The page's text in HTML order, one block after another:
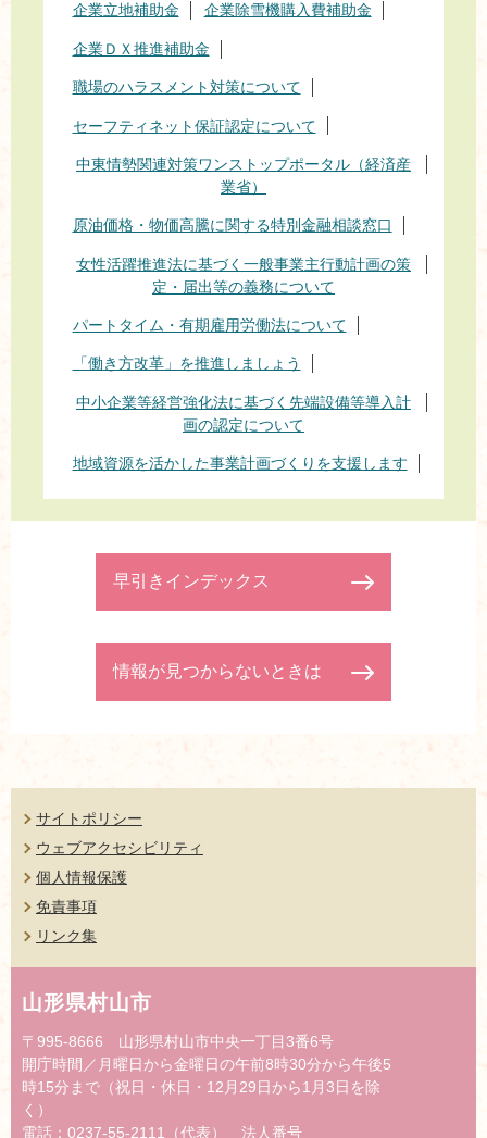
企業立地補助金 企業除雪機購入費補助金
企業ＤＸ推進補助金
職場のハラスメント対策について
セーフティネット保証認定について
中東情勢関連対策ワンストップポータル（経済産
業省）
原油価格・物価高騰に関する特別金融相談窓口
女性活躍推進法に基づく一般事業主行動計画の策
定・届出等の義務について
パートタイム・有期雇用労働法について
「働き方改革」を推進しましょう
中小企業等経営強化法に基づく先端設備等導入計
画の認定について
地域資源を活かした事業計画づくりを支援します
早引きインデックス
情報が見つからないときは
サイトポリシー
ウェブアクセシビリティ
個人情報保護
免責事項
リンク集
山形県村山市
〒995-8666 山形県村山市中央一丁目3番6号
開庁時間／月曜日から金曜日の午前8時30分から午後5
時15分まで（祝日・休日・12月29日から1月3日を除
く）
電話：0237-55-2111（代表） 法人番号